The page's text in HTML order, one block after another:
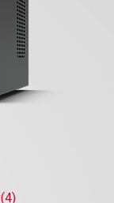
(4)